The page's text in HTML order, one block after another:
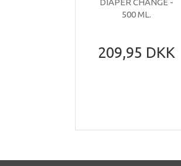
500 ML.
209,95 DKK